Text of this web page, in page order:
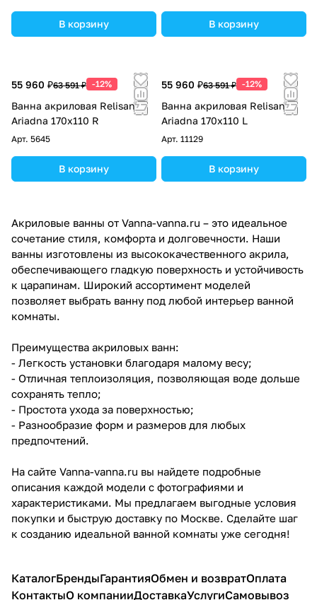
В корзину В корзину
55 960 ₽63 591 ₽ -12%
Ванна акриловая Relisan
Ariadna 170х110 R
Арт. 5645
В корзину
55 960 ₽63 591 ₽ -12%
Ванна акриловая Relisan
Ariadna 170х110 L
Арт. 11129
В корзину
Акриловые ванны от Vanna-vanna.ru – это идеальное
сочетание стиля, комфорта и долговечности. Наши
ванны изготовлены из высококачественного акрила,
обеспечивающего гладкую поверхность и устойчивость
к царапинам. Широкий ассортимент моделей
позволяет выбрать ванну под любой интерьер ванной
комнаты.
Преимущества акриловых ванн:
- Легкость установки благодаря малому весу;
- Отличная теплоизоляция, позволяющая воде дольше
сохранять тепло;
- Простота ухода за поверхностью;
- Разнообразие форм и размеров для любых
предпочтений.
На сайте Vanna-vanna.ru вы найдете подробные
описания каждой модели с фотографиями и
характеристиками. Мы предлагаем выгодные условия
покупки и быструю доставку по Москве. Сделайте шаг
к созданию идеальной ванной комнаты уже сегодня!
КаталогБрендыГарантияОбмен и возвратОплата
КонтактыО компанииДоставкаУслугиСамовывоз